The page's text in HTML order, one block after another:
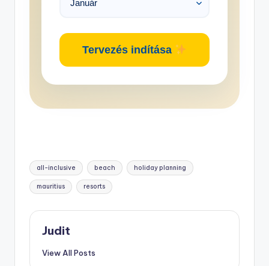
Tervezés indítása
Tags:
all-inclusive beach holiday planning
mauritius resorts
Judit
View All Posts